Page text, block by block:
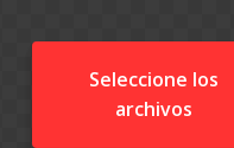
Seleccione los
archivos